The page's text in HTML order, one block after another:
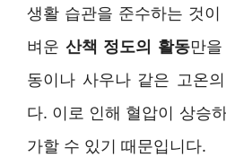
생활 습관을 준수하는 것
벼운산책 정도의 활동만
동이나 사우나 같은 고온
다. 이로 인해 혈압이 상승
가할 수 있기 때문입니다.